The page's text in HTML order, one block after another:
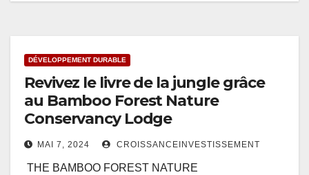
DÉVELOPPEMENT DURABLE
Revivez le livre de la jungle grâce
au Bamboo Forest Nature
Conservancy Lodge
MAI 7, 2024 CROISSANCEINVESTISSEMENT
THE BAMBOO FOREST NATURE